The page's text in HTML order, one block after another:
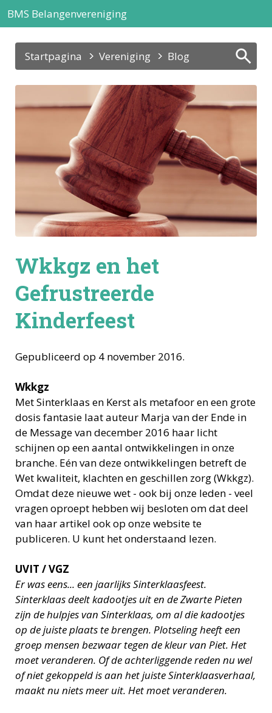
BMS Belangenvereniging
Startpagina Vereniging
Blog
Blogartikel
Wkkgz en het
Gefrustreerde
Kinderfeest
Gepubliceerd op 4 november 2016.
Wkkgz
Met Sinterklaas en Kerst als metafoor en een grote
dosis fantasie laat auteur Marja van der Ende in
de Message van december 2016 haar licht
schijnen op een aantal ontwikkelingen in onze
branche. Eén van deze ontwikkelingen betreft de
Wet kwaliteit, klachten en geschillen zorg (Wkkgz).
Omdat deze nieuwe wet - ook bij onze leden - veel
vragen oproept hebben wij besloten om dat deel
van haar artikel ook op onze website te
publiceren. U kunt het onderstaand lezen.
UVIT / VGZ
Er was eens... een jaarlijks Sinterklaasfeest.
Sinterklaas deelt kadootjes uit en de Zwarte Pieten
zijn de hulpjes van Sinterklaas, om al die kadootjes
op de juiste plaats te brengen. Plotseling heeft een
groep mensen bezwaar tegen de kleur van Piet. Het
moet veranderen. Of de achterliggende reden nu wel
of niet gekoppeld is aan het juiste Sinterklaasverhaal,
maakt nu niets meer uit. Het moet veranderen.